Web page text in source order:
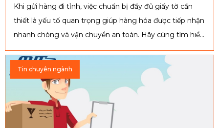
Khi gửi hàng đi tỉnh, việc chuẩn bị đầy đủ giấy tờ cần
thiết là yếu tố quan trọng giúp hàng hóa được tiếp nhận
nhanh chóng và vận chuyển an toàn. Hãy cùng tìm hiểu
ngay trong nội dung dưới đây để biết chính xác bạn cần
chuẩn bị những giấy tờ gì trước khi gửi hàng.
Tin chuyên ngành